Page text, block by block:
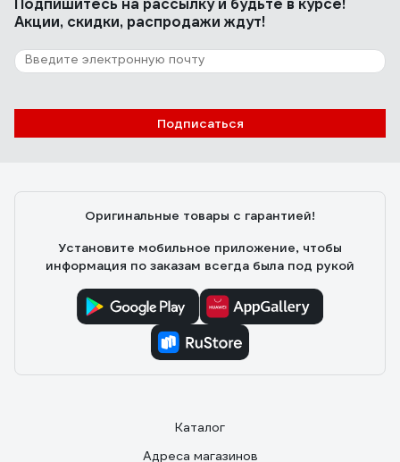
Подпишитесь на рассылкуи будьте в курсе!
Акции, скидки, распродажи ждут!
Подписаться
Оригинальные товары с гарантией!
Установите мобильное приложение, чтобы
информация по заказам всегда была под рукой
Каталог
Адреса магазинов